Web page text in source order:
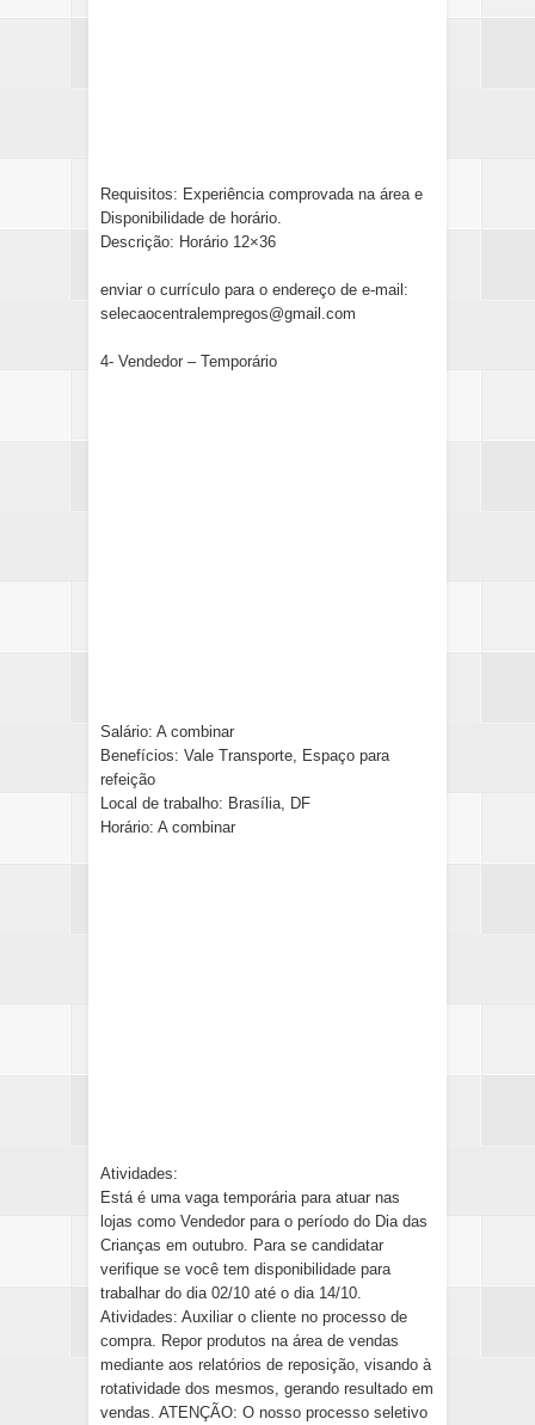
Requisitos: Experiência comprovada na área e
Disponibilidade de horário.
Descrição: Horário 12×36
enviar o currículo para o endereço de e-mail:
selecaocentralempregos@gmail.com
4- Vendedor – Temporário
Salário: A combinar
Benefícios: Vale Transporte, Espaço para
refeição
Local de trabalho: Brasília, DF
Horário: A combinar
Atividades:
Está é uma vaga temporária para atuar nas
lojas como Vendedor para o período do Dia das
Crianças em outubro. Para se candidatar
verifique se você tem disponibilidade para
trabalhar do dia 02/10 até o dia 14/10.
Atividades: Auxiliar o cliente no processo de
compra. Repor produtos na área de vendas
mediante aos relatórios de reposição, visando à
rotatividade dos mesmos, gerando resultado em
vendas. ATENÇÃO: O nosso processo seletivo